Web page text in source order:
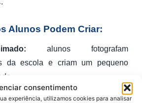
consentimento
experiência, utilizamos cookies para analisar
Alunos Podem Criar:
alunos fotografam
da escola e criam um pequeno
de arte:fotografam suas